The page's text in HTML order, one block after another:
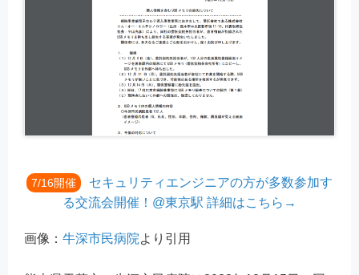
7/16開催
セキュリティエンジニアの方が多数参加す
る交流会開催！@東京駅 詳細はこちら→
画像： 牛深市民病院より引用